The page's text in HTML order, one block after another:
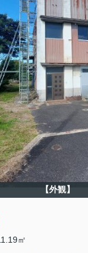
【外観】
㎡